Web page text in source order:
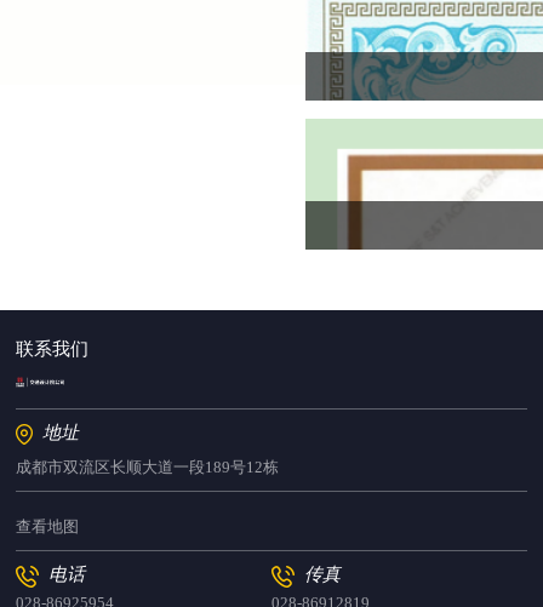
联系我们
地址
成都市双流区长顺大道一段189号12栋
查看地图
电话
028-86925954
传真
028-86912819